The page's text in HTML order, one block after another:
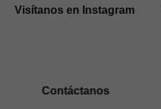
Visítanos en Instagram
Contáctanos